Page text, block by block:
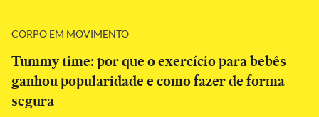
CORPO EM MOVIMENTO
Tummy time: por que o exercício para bebês
ganhou popularidade e como fazer de forma
segura